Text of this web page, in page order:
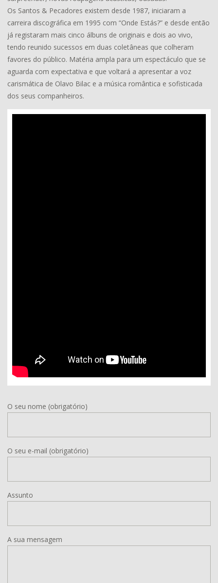
Os Santos & Pecadores existem desde 1987, iniciaram a
carreira discográfica em 1995 com “Onde Estás?” e desde então
já registaram mais cinco álbuns de originais e dois ao vivo,
tendo reunido sucessos em duas coletâneas que colheram
favores do público. Matéria ampla para um espectáculo que se
aguarda com expectativa e que voltará a apresentar a voz
carismática de Olavo Bilac e a música romântica e sofisticada
dos seus companheiros.
O seu nome (obrigatório)
O seu e-mail (obrigatório)
Assunto
A sua mensagem